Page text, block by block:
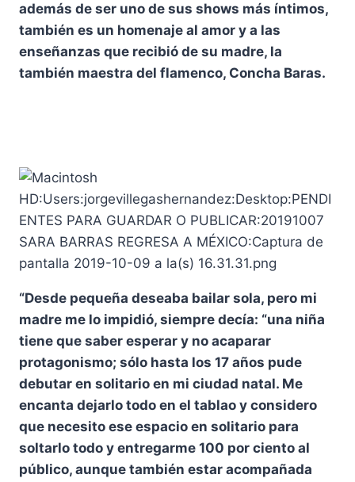
además de ser uno de sus shows más íntimos,
también es un homenaje al amor y a las
enseñanzas que recibió de su madre, la
también maestra del flamenco, Concha Baras.
“Desde pequeña deseaba bailar sola, pero mi
madre me lo impidió, siempre decía: “una niña
tiene que saber esperar y no acaparar
protagonismo; sólo hasta los 17 años pude
debutar en solitario en mi ciudad natal. Me
encanta dejarlo todo en el tablao y considero
que necesito ese espacio en solitario para
soltarlo todo y entregarme 100 por ciento al
público, aunque también estar acompañada